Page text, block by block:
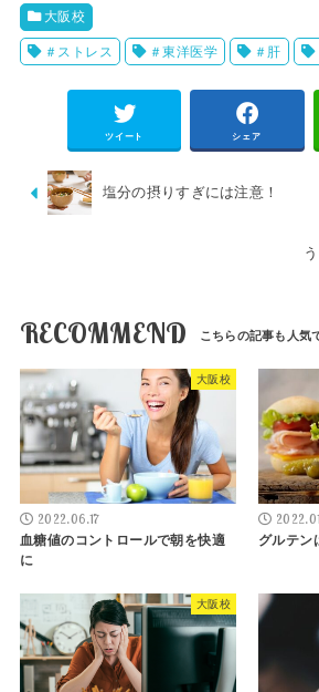
大阪校
＃ストレス ＃東洋医学 ＃肝
ツイート シェア
塩分の摂りすぎには注意！
RECOMMEND
大阪校
2022.06.17
血糖値のコントロールで朝を快適
に
グルテン
大阪校